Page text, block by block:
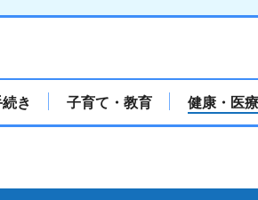
き 子育て・教育 健康・医